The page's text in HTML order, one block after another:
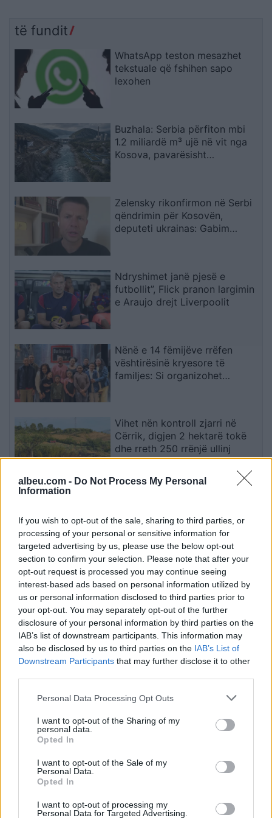
albeu.com - Do Not Process My Personal
Information
If you wish to opt-out of the sale, sharing to third parties, or
processing of your personal or sensitive information for
targeted advertising by us, please use the below opt-out
section to confirm your selection. Please note that after your
opt-out request is processed you may continue seeing
interest-based ads based on personal information utilized by
us or personal information disclosed to third parties prior to
your opt-out. You may separately opt-out of the further
disclosure of your personal information by third parties on the
IAB’s list of downstream participants. This information may
also be disclosed by us to third parties on the IAB’s List of
Downstream Participants that may further disclose it to other
Personal Data Processing Opt Outs
I want to opt-out of the Sharing of my
personal data.
Opted In
I want to opt-out of the Sale of my
Personal Data.
Opted In
I want to opt-out of processing my
Personal Data for Targeted Advertising.
të fundit
WhatsApp teston mesazhet
tekstuale që fshihen sapo
lexohen
Buzhala: Serbia përfiton mbi
1.2 miliardë m³ ujë në vit nga
Kosova, pavarësisht
Zelensky rikonfirmon në Serbi
qëndrimin për Kosovën,
deputeti ukrainas: Gabim
Ndryshimet janë pjesë e
futbollit”, Flick pranon largimin
e Araujo drejt Liverpoolit
Nënë e 14 fëmijëve rrëfen
vështirësinë kryesore të
familjes: Si organizohet
Vihet nën kontroll zjarri në
Cërrik, digjen 2 hektarë tokë
dhe rreth 250 rrënjë ullinj
qeverinë: “Nesër më shumë”,
kërkohet largimi i Ramës
Esim for USA|Esim for Italy| Esim for Spain|Esim